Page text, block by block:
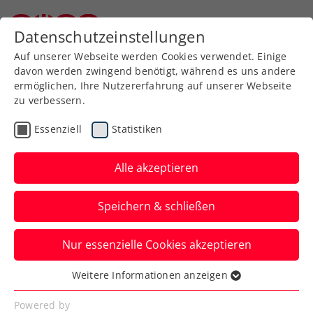
Zurück zur Newsübersicht
Turniere
Weltstar Kerber kehrt als
Mutter zum Upper Austria
Ladies Linz zurück
Die dreifache Grand-Slam-Siegerin und
Gewinnerin des WTA-Turniers in Linz
2013 erhält eine Wildcard.
Verfasst von: Presseaussendung / Redaktion, 24.01.2024
Datenschutzeinstellungen
Auf unserer Webseite werden Cookies verwendet. Einige
davon werden zwingend benötigt, während es uns andere
ermöglichen, Ihre Nutzererfahrung auf unserer Webseite
zu verbessern.
Essenziell Statistiken
Alle akzeptieren
Speichern & schließen
Nur essenzielle Cookies akzeptieren
Essenziell
Essenzielle Cookies werden für grundlegende
Weitere Informationen anzeigen
Powered by